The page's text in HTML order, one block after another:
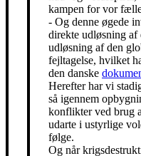
kampen for vor
- Og denne øgede
direkte udløsning af
udløsning af den
fejltagelse, hvilket
den danske
Herefter har vi
så igennem
konflikter ved brug
udarte i ustyrlige
følge.
Og når